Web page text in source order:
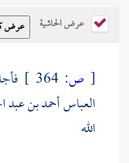
عرض الحاشية
[ ص:
العباس أحمد بن عبد
الله